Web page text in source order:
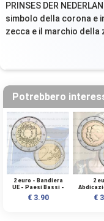
PRINSES DER
simbolo della corona e
zecca e il marchio della
Potrebbero
2 euro - Bandiera
UE - Paesi Bassi -
2015 - UNC
€ 3.90
2
Bassi -€